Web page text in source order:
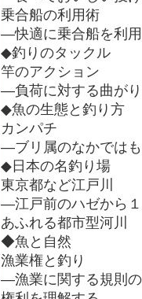
乗合船の利用術
―快適に乗合船を利
◆釣りのタックル
竿のアクション
―負荷に対する曲が
◆魚の生態と釣り方
カンパチ
―ブリ属のなかでは
◆日本の名釣り場
東京都など江戸川
―江戸前のハゼから
あふれる都市型河川
◆魚と自然
漁業権と釣り
―漁業に関する規則